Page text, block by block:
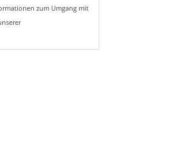
zum Umgang mit